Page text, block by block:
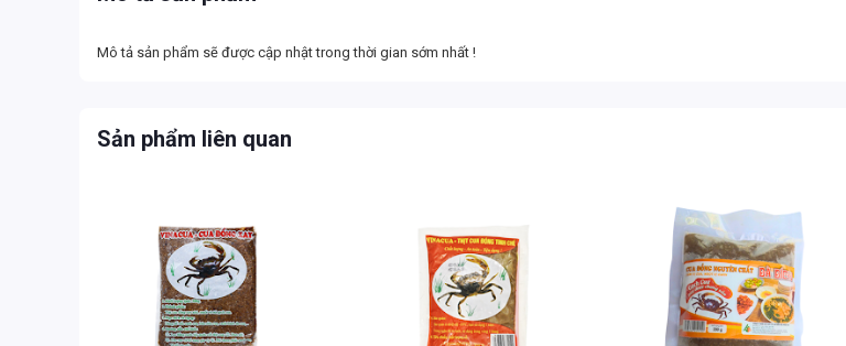
Mô tả sản phẩm sẽ được cập nhật trong thời gian sớm nhất !
Sản phẩm liên quan